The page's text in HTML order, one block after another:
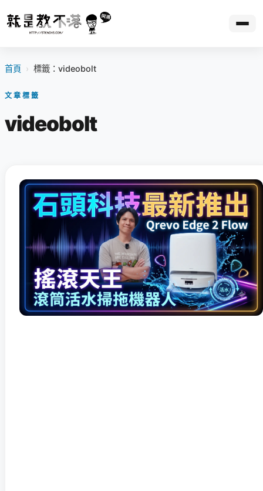
首頁 › 標籤：videobolt
文章標籤
videobolt